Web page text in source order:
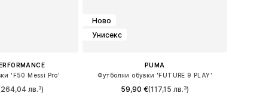
'F50 Messi Pro'
лв.³)
Ново
Унисекс
PUMA
Футболни обувки 'FUTURE 9 PLAY'
59,90 €(117,15 лв.³)